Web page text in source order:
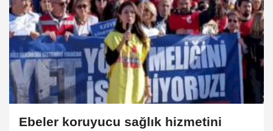
Ebeler koruyucu sağlık hizmetini